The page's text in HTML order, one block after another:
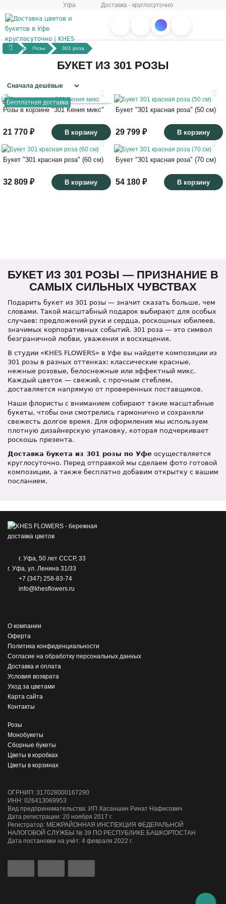
Уфа Доставка - круглосуточно
Розы 301 роза
БУКЕТ ИЗ 301 РОЗЫ
Бесплатная доставка
Розы в корзине "301 Кения микс"
21 770 ₽ В корзину
Букет "301 красная роза" (50 см)
29 799 ₽ В корзину
Букет "301 красная роза" (60 см)
32 809 ₽ В корзину
Букет "301 красная роза" (70 см)
54 180 ₽ В корзину
БУКЕТ ИЗ 301 РОЗЫ — ПРИЗНАНИЕ В
САМЫХ СИЛЬНЫХ ЧУВСТВАХ
Подарить букет из 301 розы — значит сказать больше, чем
словами. Такой масштабный подарок выбирают для особых
случаев: предложений руки и сердца, роскошных юбилеев,
значимых корпоративных событий. 301 роза — это символ
безграничной любви, уважения и восхищения.
В студии «KHES FLOWERS» в Уфе вы найдете композиции из
301 розы в разных оттенках: классические красные,
нежные розовые, белоснежные или эффектный микс.
Каждый цветок — свежий, с прочным стеблем,
доставляется напрямую от проверенных поставщиков.
Наши флористы с вниманием собирают такие масштабные
букеты, чтобы они смотрелись гармонично и сохраняли
свежесть долгое время. Для оформления мы используем
плотную дизайнерскую упаковку, которая подчеркивает
роскошь презента.
Доставка букета из 301 розы по Уфе осуществляется
круглосуточно. Перед отправкой мы сделаем фото готовой
композиции, а также бесплатно добавим открытку с вашим
посланием.
г. Уфа, 50 лет СССР, 33
г. Уфа, ул. Ленина 31/33
+7 (347) 258-83-74
info@khesflowers.ru
О компании
Оферта
Политика конфиденциальности
Согласие на обработку персональных данных
Доставка и оплата
Условия возврата
Уход за цветами
Карта сайта
Контакты
Розы
Монобукеты
Сборные букеты
Цветы в коробках
Цветы в корзинах
ОГРНИП: 317028000167290
ИНН: 026413069953
Вид предпринимательства: ИП Хасаншин Ринат Нафисович
Дата регистрации: 20 ноября 2017 г.
Регистратор: МЕЖРАЙОННАЯ ИНСПЕКЦИЯ ФЕДЕРАЛЬНОЙ
НАЛОГОВОЙ СЛУЖБЫ № 39 ПО РЕСПУБЛИКЕ БАШКОРТОСТАН
Дата постановки на учёт: 4 февраля 2022 г.